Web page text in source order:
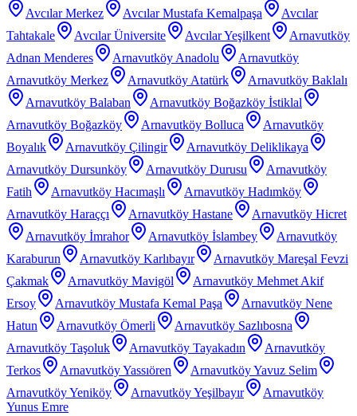
Avcılar Merkez Avcılar Mustafa Kemalpaşa
Avcılar
Tahtakale
Avcılar Üniversite Avcılar Yeşilkent
Arnavutköy
Adnan Menderes
Arnavutköy Anadolu
Arnavutköy
Arnavutköy Merkez
Arnavutköy Atatürk
Arnavutköy Baklalı
Arnavutköy Balaban
Arnavutköy Boğazköy İstiklal
Arnavutköy Boğazköy
Arnavutköy Bolluca
Arnavutköy
Boyalık
Arnavutköy Çilingir
Arnavutköy Deliklikaya
Arnavutköy Dursunköy
Arnavutköy Durusu
Arnavutköy
Fatih
Arnavutköy Hacımaşlı
Arnavutköy Hadımköy
Arnavutköy Haraççı
Arnavutköy Hastane
Arnavutköy Hicret
Arnavutköy İmrahor
Arnavutköy İslambey
Arnavutköy
Karaburun
Arnavutköy Karlıbayır
Arnavutköy Mareşal Fevzi
Çakmak
Arnavutköy Mavigöl
Arnavutköy Mehmet Akif
Ersoy
Arnavutköy Mustafa Kemal Paşa
Arnavutköy Nene
Hatun
Arnavutköy Ömerli
Arnavutköy Sazlıbosna
Arnavutköy Taşoluk
Arnavutköy Tayakadın
Arnavutköy
Terkos
Arnavutköy Yassıören
Arnavutköy Yavuz Selim
Arnavutköy Yeniköy
Arnavutköy Yeşilbayır
Arnavutköy
Yunus Emre